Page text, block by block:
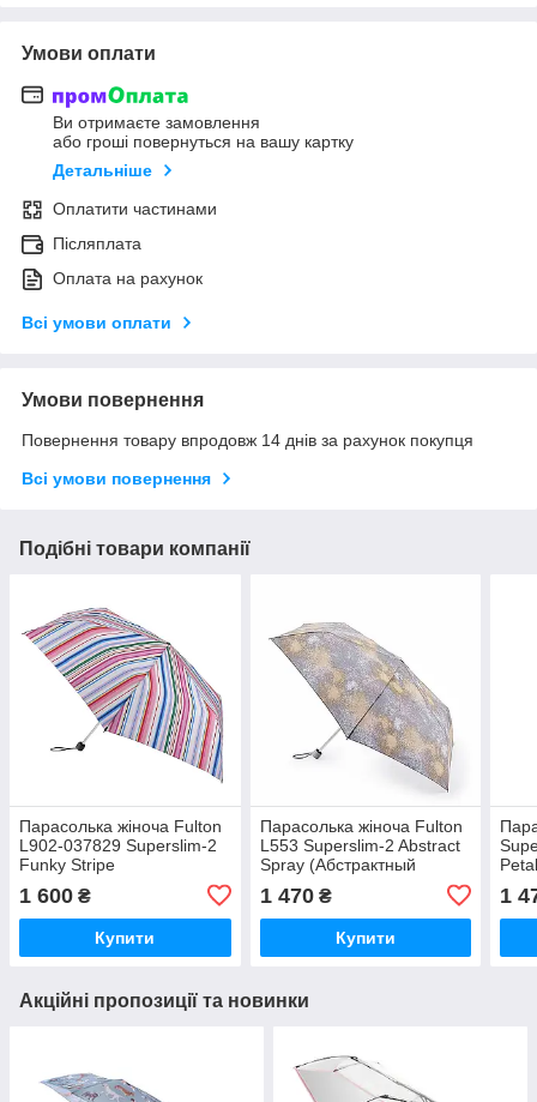
Умови оплати
Ви отримаєте замовлення
або гроші повернуться на вашу картку
Детальніше
Оплатити частинами
Післяплата
Оплата на рахунок
Всі умови оплати
Умови повернення
Повернення товару впродовж 14 днів за рахунок покупця
Всі умови повернення
Подібні товари компанії
Парасолька жіноча Fulton
L902-037829 Superslim-2
Funky Stripe
1 600 ₴
Купити
Парасолька жіноча Fulton
L553 Superslim-2 Abstract
Spray (Абстрактный
1 470₴
Купити
1
Акційні пропозиції та новинки